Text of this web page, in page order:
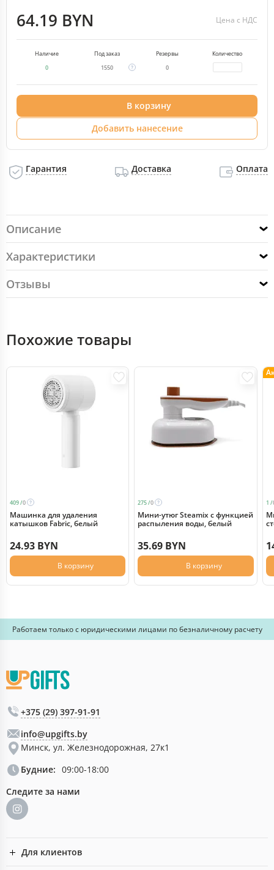
64.19 BYN Цена с НДС
Наличие Под заказ Резервы
Количество
0
1550 0
В корзину
Добавить нанесение
Гарантия Доставка Оплата
Описание
Характеристики
Отзывы
Похожие товары
409 /0
Машинка для удаления
катышков Fabric, белый
24.93 BYN
В корзину
275 /0
Мини-утюг Steamix с функцией
распыления воды, белый
35.69 BYN
В корзину
1 /
Работаем только с юридическими лицами по безналичному расчету
+375 (29) 397-91-91
info@upgifts.by
Минск, ул. Железнодорожная, 27к1
Будние: 09:00-18:00
Следите за нами
Для клиентов